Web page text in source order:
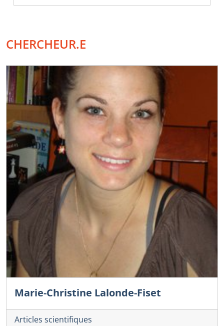
CHERCHEUR.E
Marie-Christine Lalonde-Fiset
Articles scientifiques